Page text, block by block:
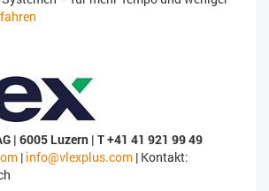
| 6005 Luzern | T +41 41 921 99 49
| info@vlexplus.com | Kontakt: